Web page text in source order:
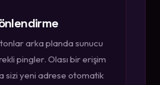
arka planda sunucu
pingler. Olası bir erişim
sizi yeni adrese otomatik